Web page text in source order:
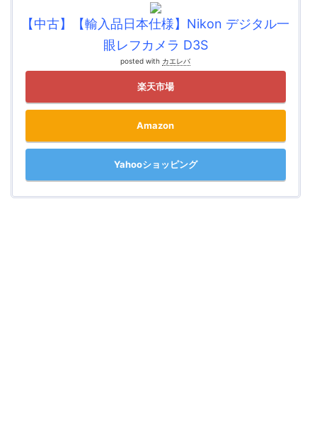
【中古】【輸入品日本仕様】Nikon デジタル一
眼レフカメラ D3S
posted with カエレバ
楽天市場
Amazon
Yahooショッピング